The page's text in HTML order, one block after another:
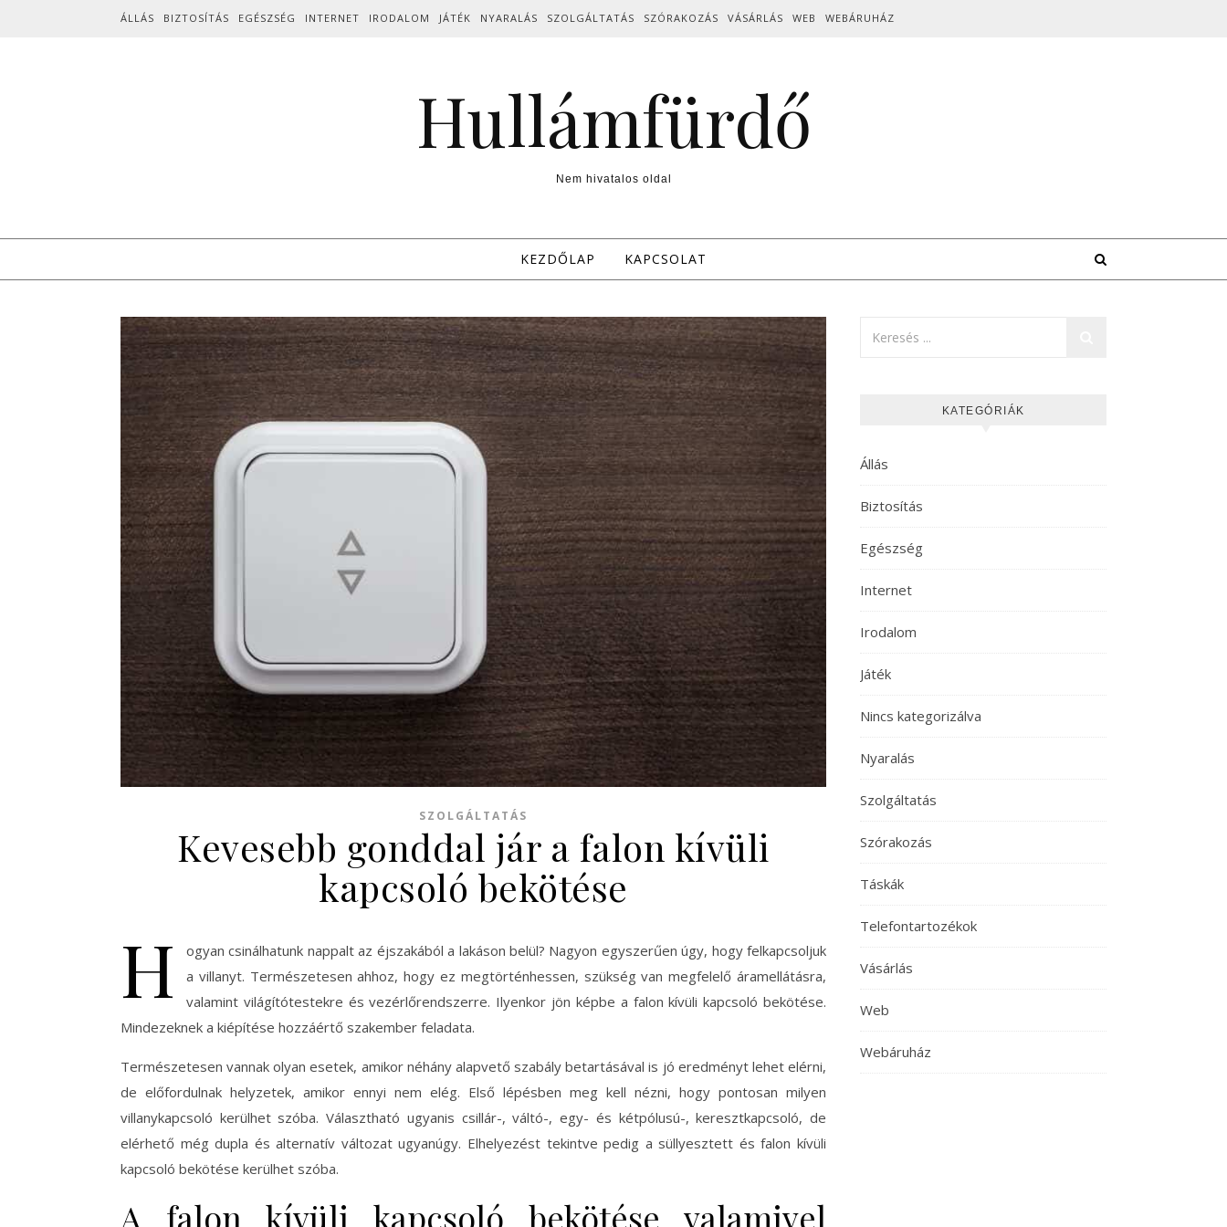
ÁLLÁS BIZTOSÍTÁS EGÉSZSÉG INTERNET IRODALOM JÁTÉK NYARALÁS SZOLGÁLTATÁS SZÓRAKOZÁS VÁSÁRLÁS WEB WEBÁRUHÁZ
Hullámfürdő
Nem hivatalos oldal
KEZDŐLAP KAPCSOLAT
SZOLGÁLTATÁS
Kevesebb gonddal jár a falon kívüli
kapcsoló bekötése
H
ogyan csinálhatunk nappalt az éjszakából a lakáson belül? Nagyon egyszerűen úgy, hogy felkapcsoljuk
a villanyt. Természetesen ahhoz, hogy ez megtörténhessen, szükség van megfelelő áramellátásra,
valamint világítótestekre és vezérlőrendszerre. Ilyenkor jön képbe a falon kívüli kapcsoló bekötése.
Mindezeknek a kiépítése hozzáértő szakember feladata.
Természetesen vannak olyan esetek, amikor néhány alapvető szabály betartásával is jó eredményt lehet elérni,
de előfordulnak helyzetek, amikor ennyi nem elég. Első lépésben meg kell nézni, hogy pontosan milyen
villanykapcsoló kerülhet szóba. Választható ugyanis csillár-, váltó-, egy- és kétpólusú-, keresztkapcsoló, de
elérhető még dupla és alternatív változat ugyanúgy. Elhelyezést tekintve pedig a süllyesztett és falon kívüli
kapcsoló bekötése kerülhet szóba.
A falon kívüli kapcsoló bekötése valamivel
KATEGÓRIÁK
Állás
Biztosítás
Egészség
Internet
Irodalom
Játék
Nincs kategorizálva
Nyaralás
Szolgáltatás
Szórakozás
Táskák
Telefontartozékok
Vásárlás
Web
Webáruház